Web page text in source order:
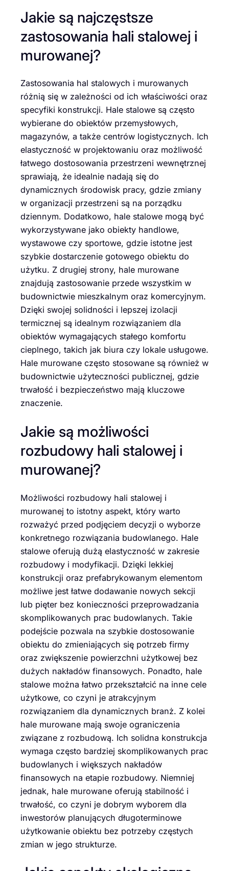
Jakie są najczęstsze
zastosowania hali stalowej i
murowanej?
Zastosowania hal stalowych i murowanych
różnią się w zależności od ich właściwości oraz
specyfiki konstrukcji. Hale stalowe są często
wybierane do obiektów przemysłowych,
magazynów, a także centrów logistycznych. Ich
elastyczność w projektowaniu oraz możliwość
łatwego dostosowania przestrzeni wewnętrznej
sprawiają, że idealnie nadają się do
dynamicznych środowisk pracy, gdzie zmiany
w organizacji przestrzeni są na porządku
dziennym. Dodatkowo, hale stalowe mogą być
wykorzystywane jako obiekty handlowe,
wystawowe czy sportowe, gdzie istotne jest
szybkie dostarczenie gotowego obiektu do
użytku. Z drugiej strony, hale murowane
znajdują zastosowanie przede wszystkim w
budownictwie mieszkalnym oraz komercyjnym.
Dzięki swojej solidności i lepszej izolacji
termicznej są idealnym rozwiązaniem dla
obiektów wymagających stałego komfortu
cieplnego, takich jak biura czy lokale usługowe.
Hale murowane często stosowane są również w
budownictwie użyteczności publicznej, gdzie
trwałość i bezpieczeństwo mają kluczowe
znaczenie.
Jakie są możliwości
rozbudowy hali stalowej i
murowanej?
Możliwości rozbudowy hali stalowej i
murowanej to istotny aspekt, który warto
rozważyć przed podjęciem decyzji o wyborze
konkretnego rozwiązania budowlanego. Hale
stalowe oferują dużą elastyczność w zakresie
rozbudowy i modyfikacji. Dzięki lekkiej
konstrukcji oraz prefabrykowanym elementom
możliwe jest łatwe dodawanie nowych sekcji
lub pięter bez konieczności przeprowadzania
skomplikowanych prac budowlanych. Takie
podejście pozwala na szybkie dostosowanie
obiektu do zmieniających się potrzeb firmy
oraz zwiększenie powierzchni użytkowej bez
dużych nakładów finansowych. Ponadto, hale
stalowe można łatwo przekształcić na inne cele
użytkowe, co czyni je atrakcyjnym
rozwiązaniem dla dynamicznych branż. Z kolei
hale murowane mają swoje ograniczenia
związane z rozbudową. Ich solidna konstrukcja
wymaga często bardziej skomplikowanych prac
budowlanych i większych nakładów
finansowych na etapie rozbudowy. Niemniej
jednak, hale murowane oferują stabilność i
trwałość, co czyni je dobrym wyborem dla
inwestorów planujących długoterminowe
użytkowanie obiektu bez potrzeby częstych
zmian w jego strukturze.